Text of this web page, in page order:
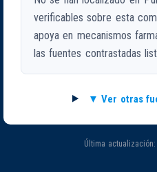
verificables sobre esta
apoya en mecanismos
las fuentes contrastadas
Ver otras
Última